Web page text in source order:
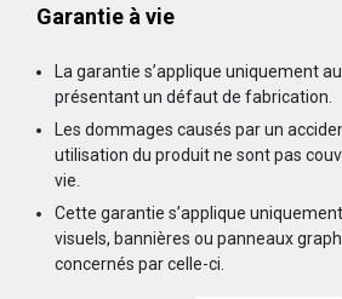
Garantie à vie
La garantie s’applique uniquement
présentant un défaut de fabrication.
Les dommages causés par un
utilisation du produit ne sont pas
vie.
Cette garantie s’applique
visuels, bannières ou panneaux
concernés par celle-ci.